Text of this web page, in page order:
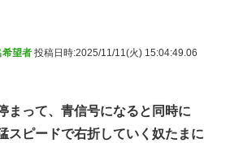
希望者 投稿日時:2025/11/11(火) 15:04:49.06
まって、青信号になると同時に
スピードで右折していく奴たまに